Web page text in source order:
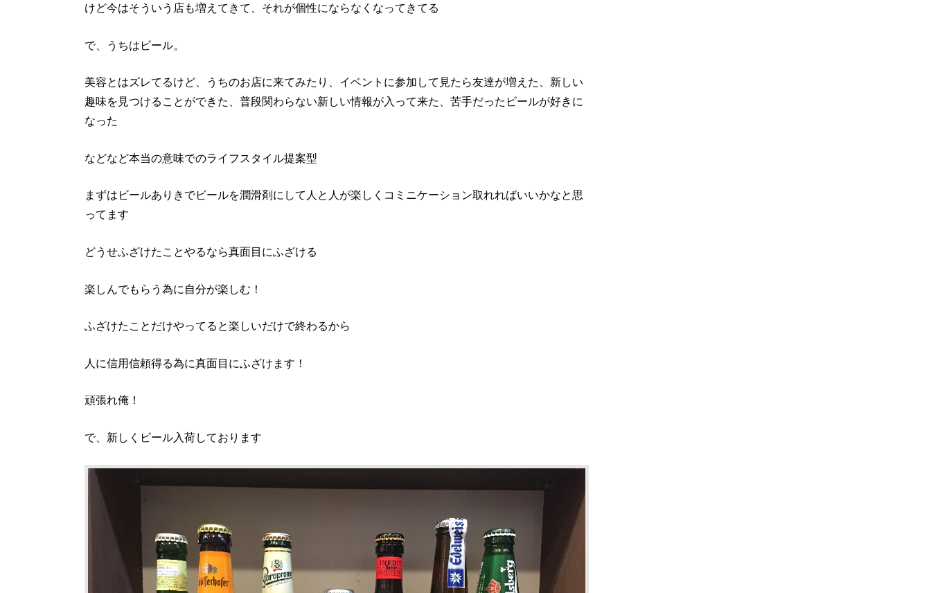
けど今はそういう店も増えてきて、それが個性にならなくなってきてる
で、うちはビール。
美容とはズレてるけど、うちのお店に来てみたり、イベントに参加して見たら友達が増えた、新しい
趣味を見つけることができた、普段関わらない新しい情報が入って来た、苦手だったビールが好きに
なった
などなど本当の意味でのライフスタイル提案型
まずはビールありきでビールを潤滑剤にして人と人が楽しくコミニケーション取れればいいかなと思
ってます
どうせふざけたことやるなら真面目にふざける
楽しんでもらう為に自分が楽しむ！
ふざけたことだけやってると楽しいだけで終わるから
人に信用信頼得る為に真面目にふざけます！
頑張れ俺！
で、新しくビール入荷しております